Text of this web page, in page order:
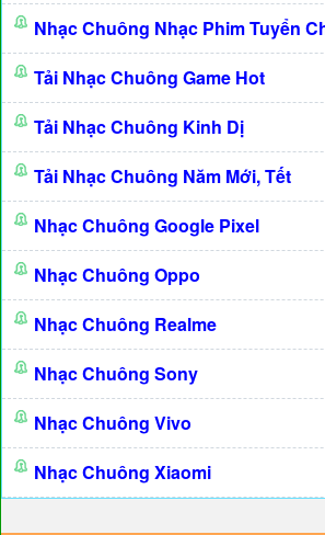
Nhạc Chuông Nhạc Phim Tuyển
Tải Nhạc Chuông Game Hot
Tải Nhạc Chuông Kinh Dị
Tải Nhạc Chuông Năm Mới, Tết
Nhạc Chuông Google Pixel
Nhạc Chuông Oppo
Nhạc Chuông Realme
Nhạc Chuông Sony
Nhạc Chuông Vivo
Nhạc Chuông Xiaomi